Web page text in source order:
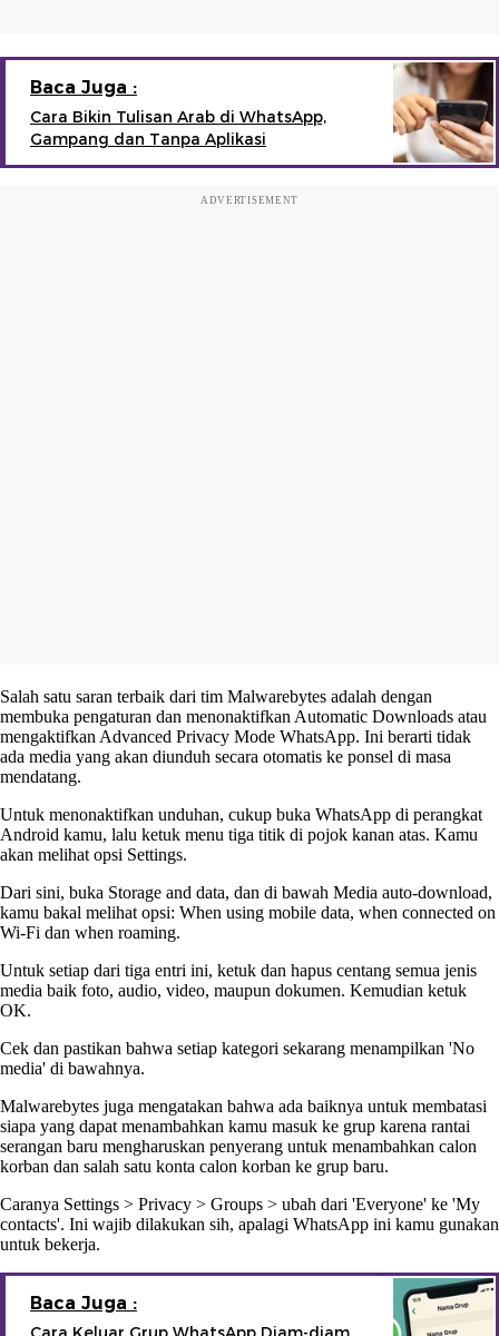
Baca Juga :
Cara Bikin Tulisan Arab di WhatsApp,
Gampang dan Tanpa Aplikasi
ADVERTISEMENT
Salah satu saran terbaik dari tim Malwarebytes adalah dengan
membuka pengaturan dan menonaktifkan Automatic Downloads atau
mengaktifkan Advanced Privacy Mode WhatsApp. Ini berarti tidak
ada media yang akan diunduh secara otomatis ke ponsel di masa
mendatang.
Untuk menonaktifkan unduhan, cukup buka WhatsApp di perangkat
Android kamu, lalu ketuk menu tiga titik di pojok kanan atas. Kamu
akan melihat opsi Settings.
Dari sini, buka Storage and data, dan di bawah Media auto-download,
kamu bakal melihat opsi: When using mobile data, when connected on
Wi‑Fi dan when roaming.
Untuk setiap dari tiga entri ini, ketuk dan hapus centang semua jenis
media baik foto, audio, video, maupun dokumen. Kemudian ketuk
OK.
Cek dan pastikan bahwa setiap kategori sekarang menampilkan 'No
media' di bawahnya.
Malwarebytes juga mengatakan bahwa ada baiknya untuk membatasi
siapa yang dapat menambahkan kamu masuk ke grup karena rantai
serangan baru mengharuskan penyerang untuk menambahkan calon
korban dan salah satu konta calon korban ke grup baru.
Caranya Settings > Privacy > Groups > ubah dari 'Everyone' ke 'My
contacts'. Ini wajib dilakukan sih, apalagi WhatsApp ini kamu gunakan
untuk bekerja.
Baca Juga :